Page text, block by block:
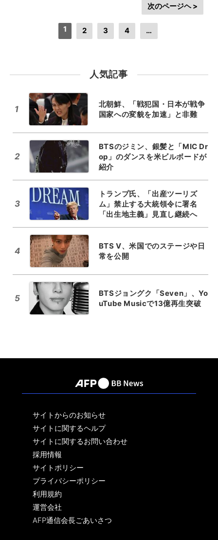
1 2 3 4 …
次のページヘ >
人気記事
1
北朝鮮、「戦犯国・日本が戦争
国家への変貌を加速」と非難
2
BTSのジミン、銀髪と「MIC Dr
op」のダンスを米ビルボードが
紹介
3
トランプ氏、「出産ツーリズ
ム」禁止する大統領令に署名
「出生地主義」見直し継続へ
4
BTS V、米国でのステージや日
常を公開
5
BTSジョングク「Seven」、Yo
uTube Musicで13億再生突破
サイトからのお知らせ
サイトに関するヘルプ
サイトに関するお問い合わせ
採用情報
サイトポリシー
プライバシーポリシー
利用規約
運営会社
AFP通信会長ごあいさつ